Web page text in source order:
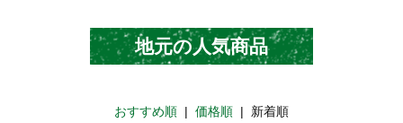
地元の人気商品
おすすめ順 | 価格順 | 新着順